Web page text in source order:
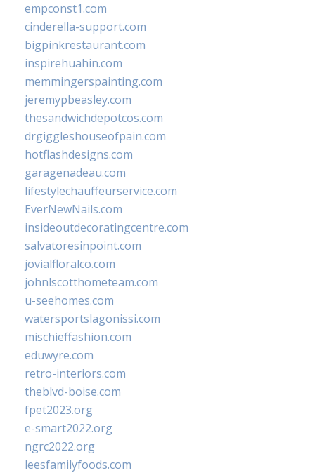
empconst1.com
cinderella-support.com
bigpinkrestaurant.com
inspirehuahin.com
memmingerspainting.com
jeremypbeasley.com
thesandwichdepotcos.com
drgiggleshouseofpain.com
hotflashdesigns.com
garagenadeau.com
lifestylechauffeurservice.com
EverNewNails.com
insideoutdecoratingcentre.com
salvatoresinpoint.com
jovialfloralco.com
johnlscotthometeam.com
u-seehomes.com
watersportslagonissi.com
mischieffashion.com
eduwyre.com
retro-interiors.com
theblvd-boise.com
fpet2023.org
e-smart2022.org
ngrc2022.org
leesfamilyfoods.com